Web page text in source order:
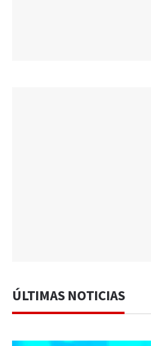
ÚLTIMAS NOTICIAS